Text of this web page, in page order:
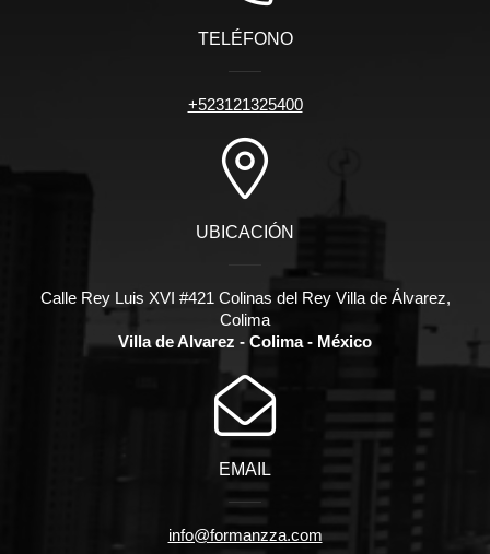
TELÉFONO
+523121325400
UBICACIÓN
Calle Rey Luis XVI #421 Colinas del Rey Villa de Álvarez,
Colima
Villa de Alvarez - Colima - México
EMAIL
info@formanzza.com